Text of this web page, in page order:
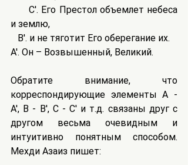
      C'. Его Престол объемлет небеса
и землю,
   B'. и не тяготит Его оберегание их.
A'. Он – Возвышенный, Великий.
Обратите внимание, что
корреспондирующие элементы A -
A', B - B', C - C' и т.д. связаны друг с
другом весьма очевидным и
интуитивно понятным способом.
Мехди Азаиз пишет: